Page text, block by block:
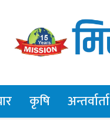
कृषि अन्तर्वार्ता